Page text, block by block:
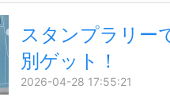
スタンプラリー
別ゲット！
2026-04-28 17:55:21